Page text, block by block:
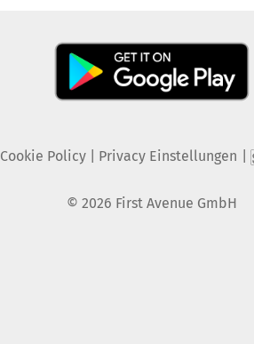
Cookie Policy| Privacy Einstellungen
© 2026 First Avenue GmbH